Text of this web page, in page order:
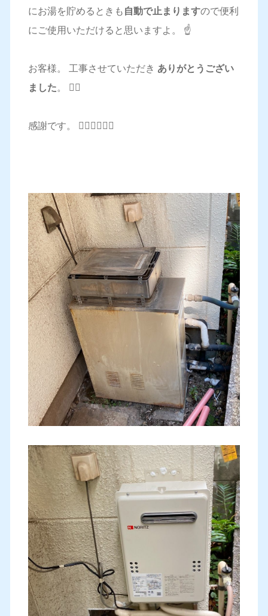
にお湯を貯めるときも 自動で止まりますので便利
にご使用いただけると思いますよ。 ☝️
お客様。 工事させていただき ありがとうござい
ました。 🙇‍♂️
感謝です。 🙇‍♂️🙇‍♂️🙇‍♂️